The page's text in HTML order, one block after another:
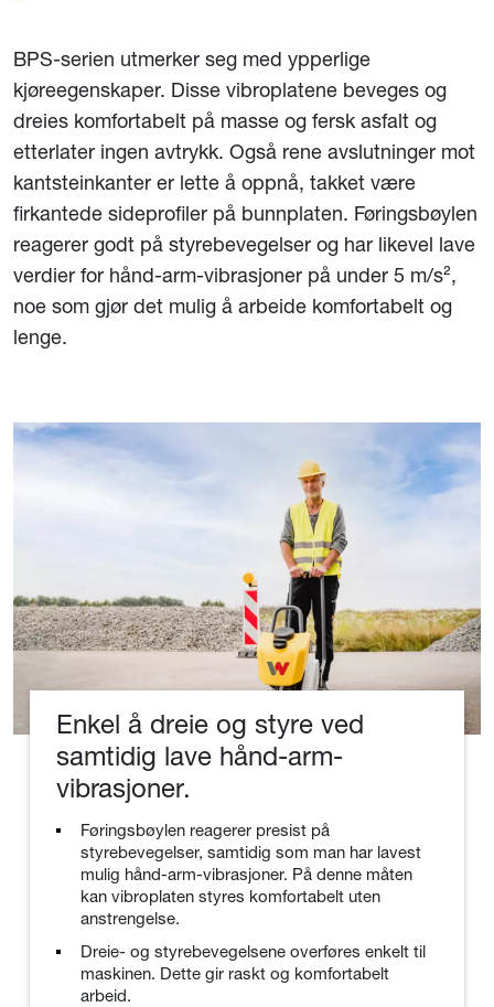
BPS-serien utmerker seg med ypperlige
kjøreegenskaper. Disse vibroplatene beveges og
dreies komfortabelt på masse og fersk asfalt og
etterlater ingen avtrykk. Også rene avslutninger mot
kantsteinkanter er lette å oppnå, takket være
firkantede sideprofiler på bunnplaten. Føringsbøylen
reagerer godt på styrebevegelser og har likevel lave
verdier for hånd-arm-vibrasjoner på under 5 m/s²,
noe som gjør det mulig å arbeide komfortabelt og
lenge.
Enkel å dreie og styre ved
samtidig lave hånd-arm-
vibrasjoner.
Føringsbøylen reagerer presist på
styrebevegelser, samtidig som man har lavest
mulig hånd-arm-vibrasjoner. På denne måten
kan vibroplaten styres komfortabelt uten
anstrengelse.
Dreie- og styrebevegelsene overføres enkelt til
maskinen. Dette gir raskt og komfortabelt
arbeid.